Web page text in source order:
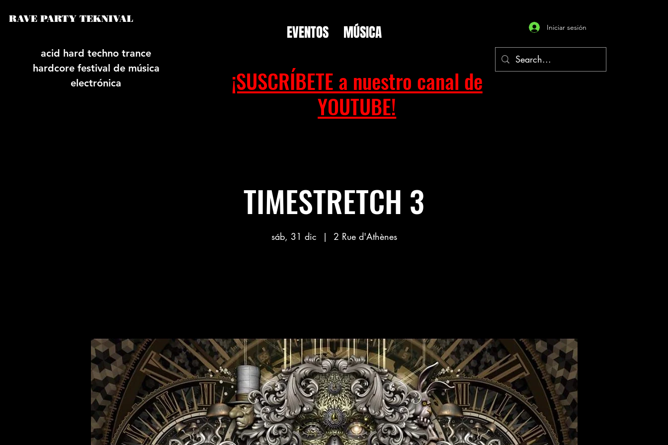
RAVE PARTY TEKNIVAL
acid hard techno trance
hardcore festival de música
electrónica
¡SUSCRÍBETE a nuestro canal de
YOUTUBE!
Iniciar sesión
EVENTOS MÚSICA
TIMESTRETCH 3
sáb, 31 dic
  |
2 Rue d'Athènes